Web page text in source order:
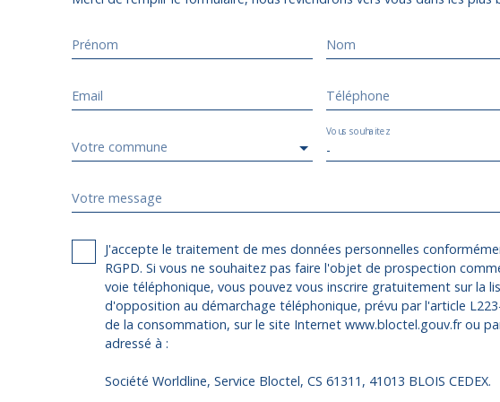
Prénom Nom
Email Téléphone
Votre commune -
Vous souhaitez
Votre message
J'accepte le traitement de mes données personnelles
RGPD. Si vous ne souhaitez pas faire l'objet de prospection
voie téléphonique, vous pouvez vous inscrire gratuitement sur la
d'opposition au démarchage téléphonique, prévu par l'article
de la consommation, sur le site Internet www.bloctel.gouv.fr ou
adressé à :
Société Worldline, Service Bloctel, CS 61311, 41013 BLOIS CEDEX.